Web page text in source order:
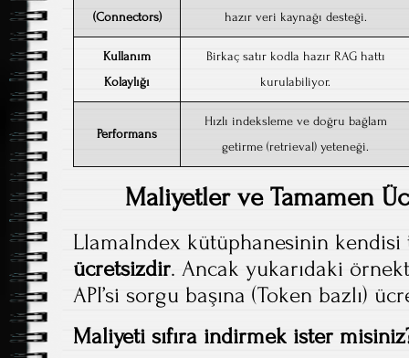
(Connectors)
hazır veri kaynağı desteği.
Kullanım
Kolaylığı
Birkaç satır kodla hazır RAG hattı
kurulabiliyor.
Performans
Hızlı indeksleme ve doğru bağlam
getirme (retrieval) yeteneği.
Maliyetler ve Tamamen
LlamaIndex kütüphanesinin
ücretsizdir. Ancak yukarıdaki
API’si sorgu başına (Token bazlı)
Maliyeti sıfıra indirmek ister